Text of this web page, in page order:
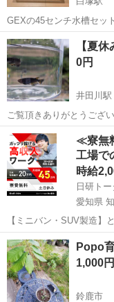
GEXの45センチ水槽セッ
は、2年ほどです。 まだ
熱帯魚で使って下さい。
曜日か日曜日の18時以降...
三重 津市 白塚駅
【夏
0円
井田川駅
ご覧頂きありがとうござ
沢山産卵しすくすく成長
様5匹までプレゼント🎁したいと思い
で、先着6名程までの予
三重 亀山市 井田
≪寮無
工場で
時給
日研ト
愛知県
【ミニバン・SUV製造】
20万円支給！／寮費無料
あり◎ ミニバン・SUV製造 トヨタ車体各工場でのミニバン・SUV新
車製造に関わる諸作...
愛知 刈谷市 知立
Popo
1,000円
鈴鹿市